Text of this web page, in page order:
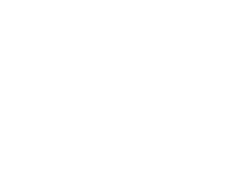
IGRALIŠTA U DV
POZORCU